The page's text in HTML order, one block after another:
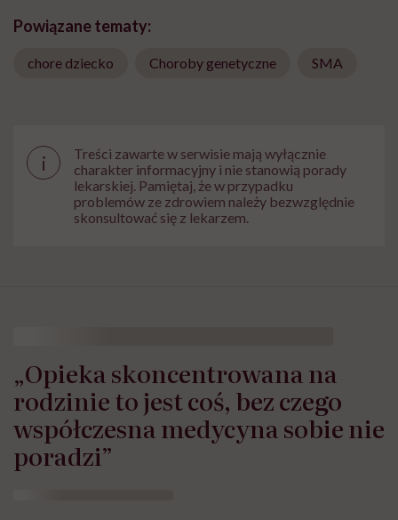
Powiązane tematy:
chore dziecko Choroby genetyczne SMA
i
Treści zawarte w serwisie mają wyłącznie
charakter informacyjny i nie stanowią porady
lekarskiej. Pamiętaj, że w przypadku
problemów ze zdrowiem należy bezwzględnie
skonsultować się z lekarzem.
„Opieka skoncentrowana na
rodzinie to jest coś, bez czego
współczesna medycyna sobie nie
poradzi”